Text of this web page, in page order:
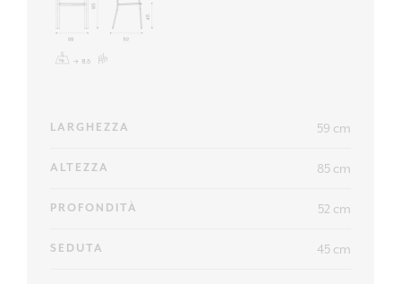
LARGHEZZA 59 cm
ALTEZZA 85 cm
PROFONDITÀ 52 cm
SEDUTA 45 cm